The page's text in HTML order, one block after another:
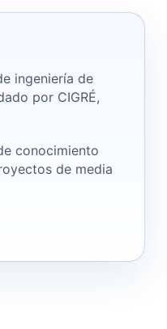
ingeniería de
por CIGRÉ,
conocimiento
de media